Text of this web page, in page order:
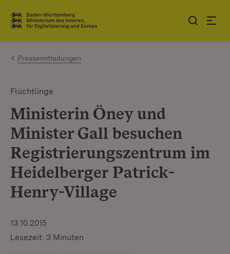
Zum Inhalt springen
Link zur Startseite
Pressemitteilungen
Flüchtlinge
Ministerin Öney und
Minister Gall besuchen
Registrierungszentrum im
Heidelberger Patrick-
Henry-Village
13.10.2015
Lesezeit: 3 Minuten